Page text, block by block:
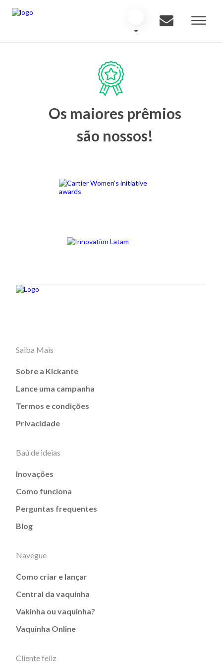
Os maiores prêmios
são nossos!
Saiba Mais
Sobre a Kickante
Lance uma campanha
Termos e condições
Privacidade
Baú de ideias
Inovações
Como funciona
Perguntas frequentes
Blog
Navegue
Como criar e lançar
Central da vaquinha
Vakinha ou vaquinha?
Vaquinha Online
Cliente feliz